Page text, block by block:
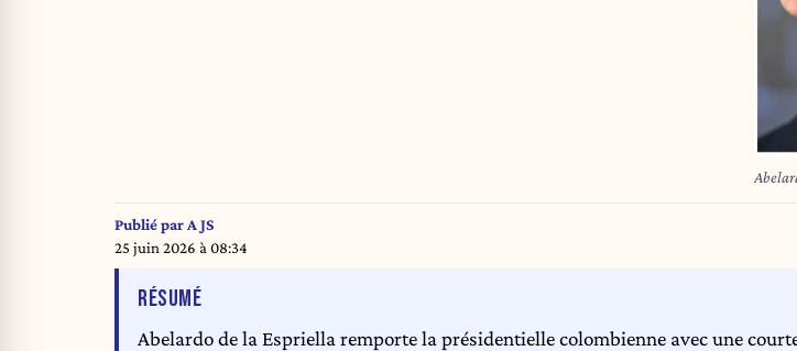
Publié par A JS
25 juin 2026 à 08:34
RÉSUMÉDE L'ARTICLE
Abelardo de la Espriella remporte la présidentielle colombienne avec une